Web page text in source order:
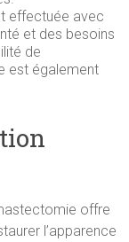
effectuée avec
et des besoins
de
est également
offre
l’apparence